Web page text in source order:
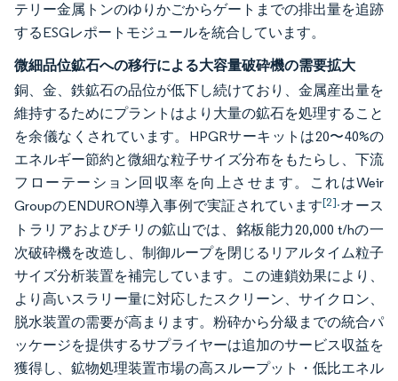
テリー金属トンのゆりかごからゲートまでの排出量を追跡
するESGレポートモジュールを統合しています。
微細品位鉱石への移行による大容量破砕機の需要拡大
銅、金、鉄鉱石の品位が低下し続けており、金属産出量を
維持するためにプラントはより大量の鉱石を処理すること
を余儀なくされています。HPGRサーキットは20〜40%の
エネルギー節約と微細な粒子サイズ分布をもたらし、下流
フローテーション回収率を向上させます。これはWeir
GroupのENDURON導入事例で実証されています[2].オース
トラリアおよびチリの鉱山では、銘板能力20,000 t/hの一
次破砕機を改造し、制御ループを閉じるリアルタイム粒子
サイズ分析装置を補完しています。この連鎖効果により、
より高いスラリー量に対応したスクリーン、サイクロン、
脱水装置の需要が高まります。粉砕から分級までの統合パ
ッケージを提供するサプライヤーは追加のサービス収益を
獲得し、鉱物処理装置市場の高スループット・低比エネル